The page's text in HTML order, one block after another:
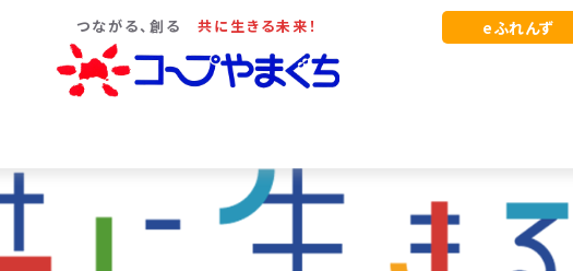
eふれんず
つながる、創る 共に生きる未来！